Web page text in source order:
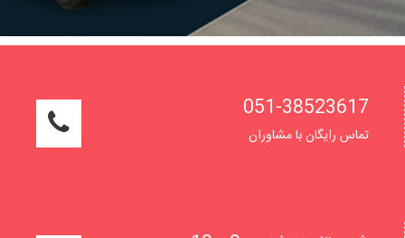
051-38523617
تماس رایگان با مشاوران